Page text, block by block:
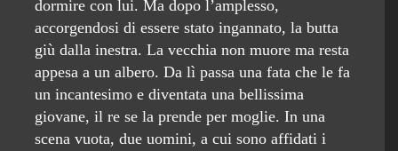
dormire con lui. Ma dopo l’amplesso,
accorgendosi di essere stato ingannato, la butta
giù dalla inestra. La vecchia non muore ma resta
appesa a un albero. Da lì passa una fata che le fa
un incantesimo e diventata una bellissima
giovane, il re se la prende per moglie. In una
scena vuota, due uomini, a cui sono affidati i